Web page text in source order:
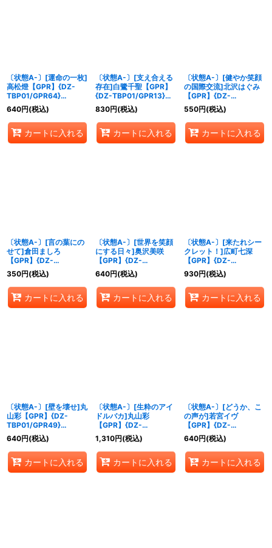
〔状態A-〕[運命の一枚]
高松燈【GPR】{DZ-
TBP01/GPR64}
《BanGDream!》
640円(税込)
カートに入れる
〔状態A-〕[支え合える
存在]白鷺千聖【GPR】
{DZ-TBP01/GPR13}
《BanGDream!》
830円(税込)
カートに入れる
〔状態A-〕[健やか笑顔
の国際交流]北沢はぐみ
【GPR】{DZ-
TBP01/GPR23}
《BanGDream!》
550円(税込)
カートに入れる
〔状態A-〕[言の葉にの
せて]倉田ましろ
【GPR】{DZ-
TBP01/GPR58}
《BanGDream!》
350円(税込)
カートに入れる
〔状態A-〕[世界を笑顔
にする日々]奥沢美咲
【GPR】{DZ-
TBP01/GPR25}
《BanGDream!》
640円(税込)
カートに入れる
〔状態A-〕[来たれシー
クレット！]広町七深
【GPR】{DZ-
TBP01/GPR28}
《BanGDream!》
930円(税込)
カートに入れる
〔状態A-〕[壁を壊せ]丸
山彩【GPR】{DZ-
TBP01/GPR49}
《BanGDream!》
640円(税込)
カートに入れる
〔状態A-〕[生粋のアイ
ドルバカ]丸山彩
【GPR】{DZ-
TBP01/GPR11}
《BanGDream!》
1,310円(税込)
カートに入れる
〔状態A-〕[どうか、こ
の声が]若宮イヴ
【GPR】{DZ-
TBP01/GPR15}
《BanGDream!》
640円(税込)
カートに入れる